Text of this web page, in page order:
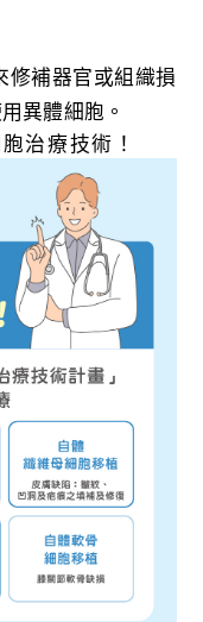
修補器官或組織損
異體細胞。
治療技術！